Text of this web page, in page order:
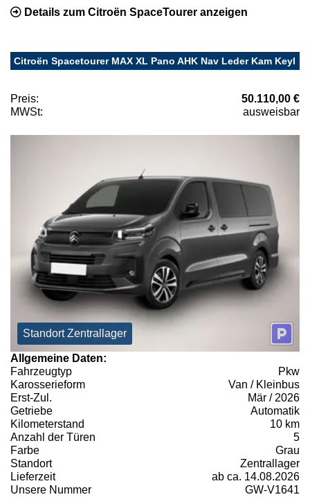
Details zum Citroën SpaceTourer anzeigen
Citroën Spacetourer MAX XL Pano AHK Nav Leder Kam Keyl
Preis:
50.110,00 €
MWSt:
ausweisbar
Standort Zentrallager
Allgemeine Daten:
Fahrzeugtyp
Pkw
Karosserieform
Van / Kleinbus
Erst-Zul.
Mär / 2026
Getriebe
Automatik
Kilometerstand
10 km
Anzahl der Türen
5
Farbe
Grau
Standort
Zentrallager
Lieferzeit
ab ca. 14.08.2026
Unsere Nummer
GW-V1641